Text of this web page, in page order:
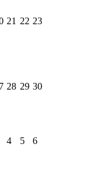
21 22 23
28 29 30
4 5 6